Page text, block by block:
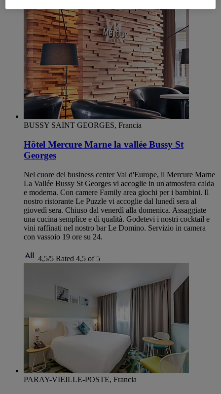
BUSSY SAINT GEORGES, Francia
Hôtel Mercure Marne la vallée Bussy St
Georges
Nel cuore del business center Val d'Europe, il Mercure Marne
La Vallée Bussy St Georges vi accoglie in un'atmosfera calda
e moderna. Con camere Family area giochi per i bambini. Il
nostro ristorante Le Puzzle vi accoglie dal lunedì sera al
giovedì sera. Chiuso dal venerdì alla domenica. Assaggiate
una cucina semplice e di qualità. Godetevi i nostri cocktail e
vini raffinati nel nostro bar Le Domino. Servizio in camera
con vassoio 19 ore su 24.
4,5/5 Rated 4,5 of 5
PARAY-VIEILLE-POSTE, Francia